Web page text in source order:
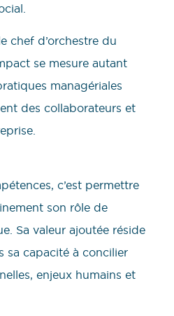
chef d’orchestre du
se mesure autant
managériales
des collaborateurs et
c’est permettre
son rôle de
Sa valeur ajoutée réside
sa capacité à concilier
enjeux humains et